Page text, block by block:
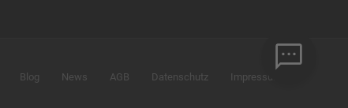
Blog News AGB Datenschutz Impressum